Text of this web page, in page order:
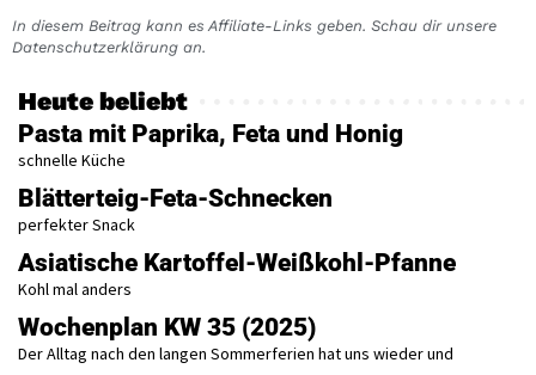
In diesem Beitrag kann es Affiliate-Links geben. Schau dir unsere
Datenschutzerklärung an.
Heute beliebt
Pasta mit Paprika, Feta und Honig
schnelle Küche
Blätterteig-Feta-Schnecken
perfekter Snack
Asiatische Kartoffel-Weißkohl-Pfanne
Kohl mal anders
Wochenplan KW 35 (2025)
Der Alltag nach den langen Sommerferien hat uns wieder und